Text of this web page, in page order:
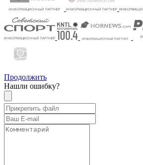
Продолжить
Нашли ошибку?